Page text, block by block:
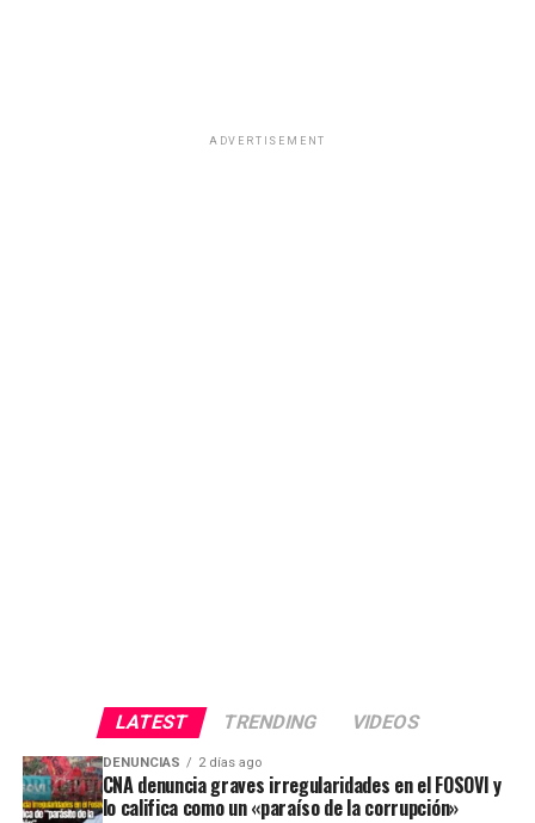
ADVERTISEMENT
LATEST TRENDING VIDEOS
DENUNCIAS 2 días ago
CNA denuncia graves irregularidades en el FOSOVI y
lo califica como un «paraíso de la corrupción»